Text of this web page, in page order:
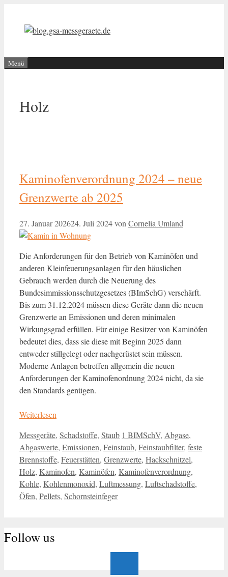
springen
Menü
Holz
Kaminofenverordnung 2024 – neue
Grenzwerte ab 2025
27. Januar 202624. Juli 2024von Cornelia Umland
Die Anforderungen für den Betrieb von Kaminöfen und
anderen Kleinfeuerungsanlagen für den häuslichen
Gebrauch werden durch die Neuerung des
Bundesimmissionsschutzgesetzes (BImSchG) verschärft.
Bis zum 31.12.2024 müssen diese Geräte dann die neuen
Grenzwerte an Emissionen und deren minimalen
Wirkungsgrad erfüllen. Für einige Besitzer von Kaminöfen
bedeutet dies, dass sie diese mit Beginn 2025 dann
entweder stillgelegt oder nachgerüstet sein müssen.
Moderne Anlagen betreffen allgemein die neuen
Anforderungen der Kaminofenordnung 2024 nicht, da sie
den Standards genügen.
Weiterlesen
Kategorien
Messgeräte, Schadstoffe, Staub Schlagwörter
1 BIMSchV, Abgase,
Abgaswerte, Emissionen, Feinstaub, Feinstaubfilter, feste
Brennstoffe, Feuerstätten, Grenzwerte, Hackschnitzel,
Holz, Kaminofen, Kaminöfen, Kaminofenverordnung,
Kohle, Kohlenmonoxid, Luftmessung, Luftschadstoffe,
Öfen, Pellets, Schornsteinfeger
Follow us